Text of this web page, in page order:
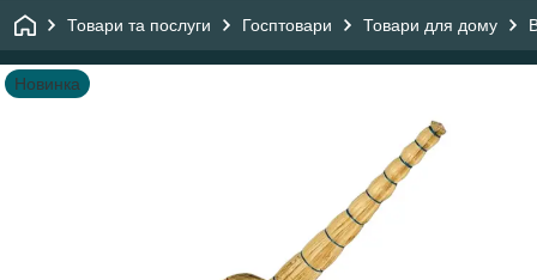
Товари та послуги Госптовари Товари для дому
Новинка